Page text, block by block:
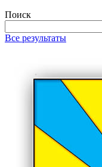
Поиск
Все результаты